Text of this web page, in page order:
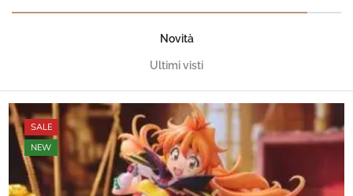
Novità
Ultimi visti
SALE
NEW